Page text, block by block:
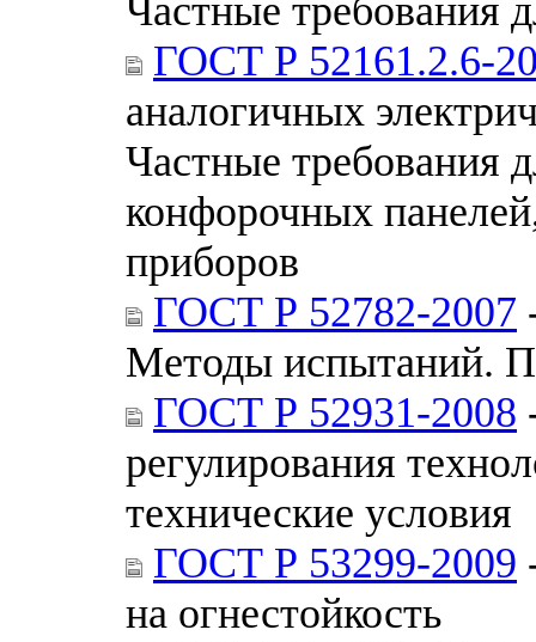
Частные требования
ГОСТ Р 52161.2.6-
аналогичных
Частные требования
конфорочных
приборов
ГОСТ Р 52782-2007
Методы испытаний.
ГОСТ Р 52931-2008
регулирования
технические условия
ГОСТ Р 53299-2009
на огнестойкость